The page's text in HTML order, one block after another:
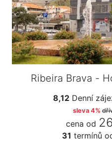
Ribeira Brava -
8,12Denní
sleva 4%
cena od
31 termínů